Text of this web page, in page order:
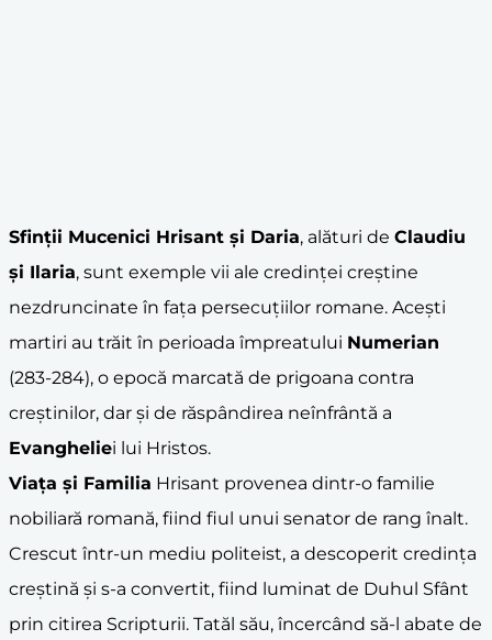
Sfinții Mucenici Hrisant și Daria, alături de Claudiu
și Ilaria, sunt exemple vii ale credinței creștine
nezdruncinate în fața persecuțiilor romane. Acești
martiri au trăit în perioada împreatului Numerian
(283-284), o epocă marcată de prigoana contra
creștinilor, dar și de răspândirea neînfrântă a
Evangheliei lui Hristos.
Viața și Familia Hrisant provenea dintr-o familie
nobiliară romană, fiind fiul unui senator de rang înalt.
Crescut într-un mediu politeist, a descoperit credința
creștină și s-a convertit, fiind luminat de Duhul Sfânt
prin citirea Scripturii. Tatăl său, încercând să-l abate de